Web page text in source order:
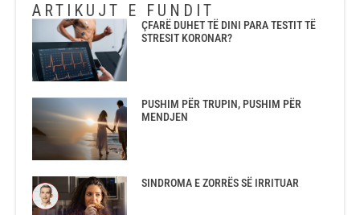
ARTIKUJT E FUNDIT
ÇFARË DUHET TË DINI PARA TESTIT TË
STRESIT KORONAR?
PUSHIM PËR TRUPIN, PUSHIM PËR
MENDJEN
SINDROMA E ZORRËS SË IRRITUAR